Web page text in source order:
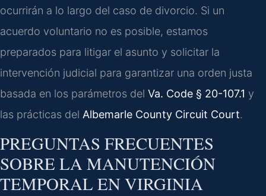
ocurrirán a lo largo del caso de divorcio. Si un
acuerdo voluntario no es posible, estamos
preparados para litigar el asunto y solicitar la
intervención judicial para garantizar una orden justa
basada en los parámetros del Va. Code § 20-107.1 y
las prácticas del Albemarle County Circuit Court.
PREGUNTAS FRECUENTES
SOBRE LA MANUTENCIÓN
TEMPORAL EN VIRGINIA